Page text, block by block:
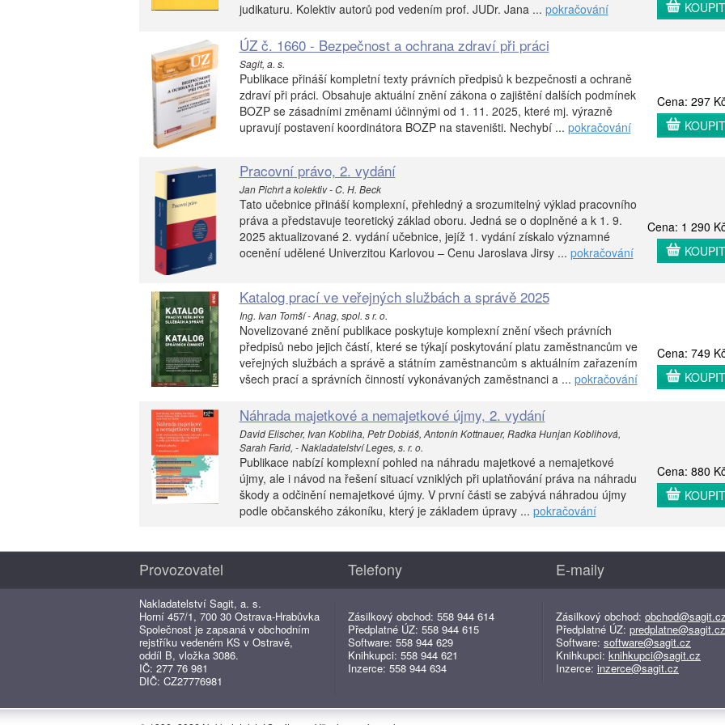
judikaturu. Kolektiv autorů pod vedením prof. JUDr. Jana ... pokračování
KOUPIT
ÚZ č. 1660 - Bezpečnost a ochrana zdraví při práci
Sagit, a. s.
Publikace přináší kompletní texty právních předpisů k bezpečnosti a ochraně
zdraví při práci. Obsahuje aktuální znění zákona o zajištění dalších podmínek
BOZP se zásadními změnami účinnými od 1. 11. 2025, které mj. výrazně
upravují postavení koordinátora BOZP na staveništi. Nechybí ... pokračování
Cena: 297
KOUPIT
Pracovní právo, 2. vydání
Jan Pichrt a kolektiv - C. H. Beck
Tato učebnice přináší komplexní, přehledný a srozumitelný výklad pracovního
práva a představuje teoretický základ oboru. Jedná se o doplněné a k 1. 9.
2025 aktualizované 2. vydání učebnice, jejíž 1. vydání získalo významné
ocenění udělené Univerzitou Karlovou – Cenu Jaroslava Jirsy ... pokračování
Cena: 1 290
KOUPIT
Katalog prací ve veřejných službách a správě 2025
Ing. Ivan Tomší - Anag, spol. s r. o.
Novelizované znění publikace poskytuje komplexní znění všech právních
předpisů nebo jejich částí, které se týkají poskytování platu zaměstnancům ve
veřejných službách a správě a státním zaměstnancům s aktuálním zařazením
všech prací a správních činností vykonávaných zaměstnanci a ... pokračování
Cena: 749
KOUPIT
Náhrada majetkové a nemajetkové újmy, 2. vydání
David Elischer, Ivan Kobliha, Petr Dobiáš, Antonín Kottnauer, Radka Hunjan Koblihová,
Sarah Farid, - Nakladatelství Leges, s. r. o.
Publikace nabízí komplexní pohled na náhradu majetkové a nemajetkové
újmy, ale i návod na řešení situací vzniklých při uplatňování práva na náhradu
škody a odčinění nemajetkové újmy. V první části se zabývá náhradou újmy
podle občanského zákoníku, který je základem úpravy ... pokračování
Cena: 880
KOUPIT
Provozovatel
Nakladatelství Sagit, a. s.
Horní 457/1, 700 30 Ostrava-Hrabůvka
Společnost je zapsaná v obchodním
rejstříku vedeném KS v Ostravě,
oddíl B, vložka 3086.
IČ: 277 76 981
DIČ: CZ27776981
Telefony
Zásilkový obchod: 558 944 614
Předplatné ÚZ: 558 944 615
Software: 558 944 629
Knihkupci: 558 944 621
Inzerce: 558 944 634
E-maily
Zásilkový obchod: obchod@sagit.cz
Předplatné ÚZ: predplatne@sagit.cz
Software: software@sagit.cz
Knihkupci: knihkupci@sagit.cz
Inzerce: inzerce@sagit.cz